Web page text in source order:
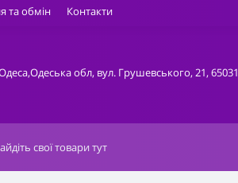
та обмін Контакти
обл, вул. Грушевського, 21, 65031